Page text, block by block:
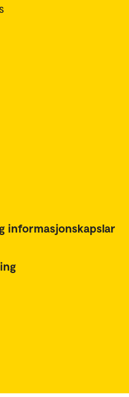
informasjonskapslar